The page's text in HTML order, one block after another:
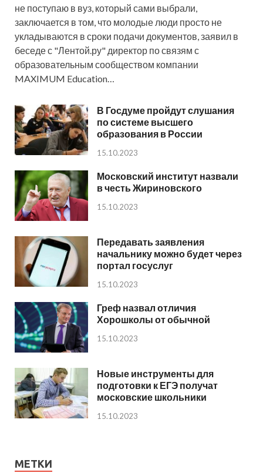
не поступаю в вуз, который сами выбрали,
заключается в том, что молодые люди просто не
укладываются в сроки подачи документов, заявил в
беседе с "Лентой.ру" директор по связям с
образовательным сообществом компании
MAXIMUM Education…
В Госдуме пройдут слушания
по системе высшего
образования в России
15.10.2023
Московский институт назвали
в честь Жириновского
15.10.2023
Передавать заявления
начальнику можно будет через
портал госуслуг
15.10.2023
Греф назвал отличия
Хорошколы от обычной
15.10.2023
Новые инструменты для
подготовки к ЕГЭ получат
московские школьники
15.10.2023
МЕТКИ